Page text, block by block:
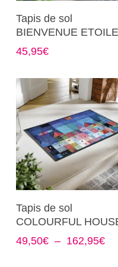
page
du
produit
Choix Des Options
produit
a
plusieurs
Les
options
peuvent
être
choisies
sur
la
du
produit
Tapis de sol
BIENVENUE ETOILE
45,95€
Choix Des Options
produit
a
plusieurs
Tapis de sol
COLOURFUL
49,50€ – 162,95€